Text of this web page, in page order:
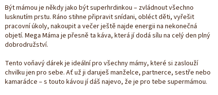
Být mámou je někdy jako být superhrdinkou – zvládnout všechno
lusknutím prstu. Ráno stihne připravit snídani, obléct děti, vyřešit
pracovní úkoly, nakoupit a večer ještě najde energii na nekonečná
objetí. Mega Máma je přesně ta káva, která jí dodá sílu na celý den plný
dobrodružství.
Tento voňavý dárek je ideální pro všechny mámy, které si zaslouží
chvilku jen pro sebe. Ať už ji daruješ manželce, partnerce, sestře nebo
kamarádce – s touto kávou jí dáš najevo, že je pro tebe supermámou.